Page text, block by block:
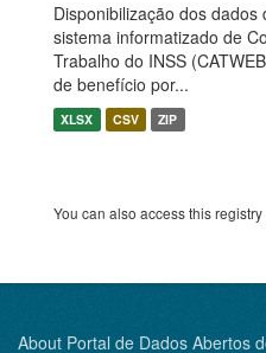
Disponibilização dos dados
sistema informatizado de
Trabalho do INSS
de benefício por...
XLSX CSV ZIP
You can also access this
About Portal de Dados Abertos